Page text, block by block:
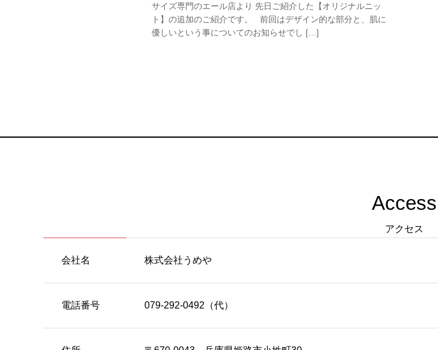
サイズ専門のエール店より 先日ご紹介した【オリジナルニッ
ト】の追加のご紹介です。 前回はデザイン的な部分と、肌に
優しいという事についてのお知らせでし […]
Access
アクセス
会社名 株式会社うめや
電話番号 079-292-0492（代）